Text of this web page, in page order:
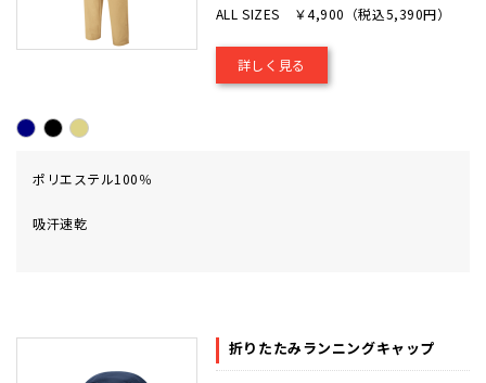
ALL SIZES ￥4,900（税込5,390円）
詳しく見る
ポリエステル100％
吸汗速乾
折りたたみランニングキャップ